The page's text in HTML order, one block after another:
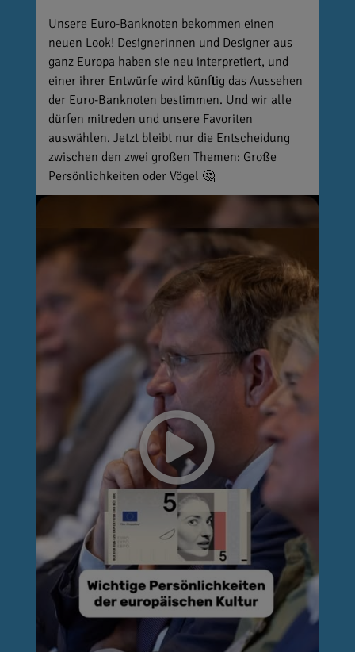
Unsere Euro-Banknoten bekommen einen
neuen Look! Designerinnen und Designer aus
ganz Europa haben sie neu interpretiert, und
einer ihrer Entwürfe wird künftig das Aussehen
der Euro-Banknoten bestimmen. Und wir alle
dürfen mitreden und unsere Favoriten
auswählen. Jetzt bleibt nur die Entscheidung
zwischen den zwei großen Themen: Große
Persönlichkeiten oder Vögel 🤔